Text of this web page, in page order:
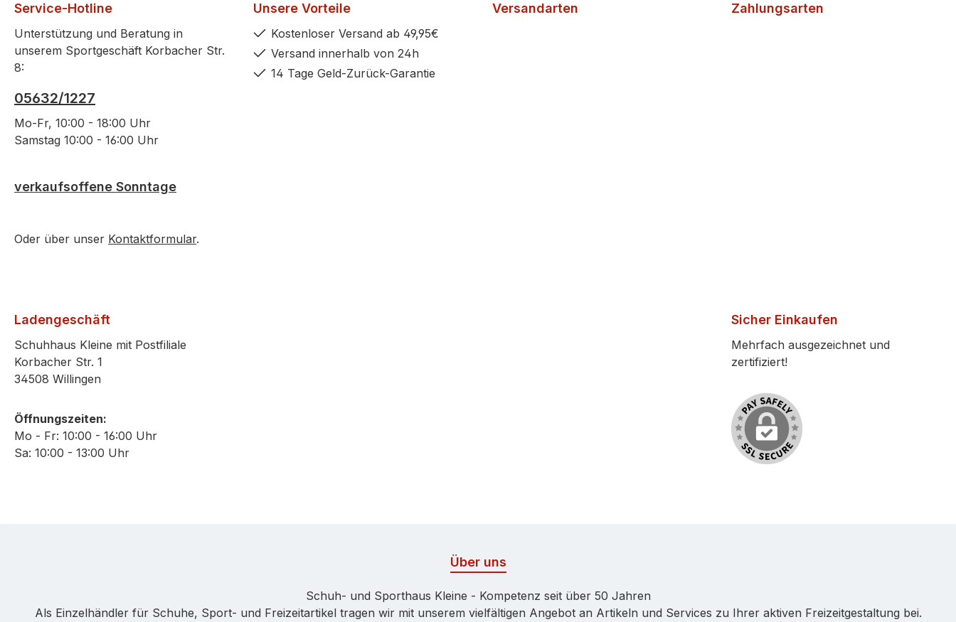
Service-Hotline
Unterstützung und Beratung in
unserem Sportgeschäft Korbacher Str.
8:
05632/1227
Mo-Fr, 10:00 - 18:00 Uhr
Samstag 10:00 - 16:00 Uhr
verkaufsoffene Sonntage
Oder über unser Kontaktformular.
Unsere Vorteile
Kostenloser Versand ab 49,95€
Versand innerhalb von 24h
14 Tage Geld-Zurück-Garantie
Versandarten Zahlungsarten
Ladengeschäft
Schuhhaus Kleine mit Postfiliale
Korbacher Str. 1
34508 Willingen
Öffnungszeiten:
Mo - Fr: 10:00 - 16:00 Uhr
Sa: 10:00 - 13:00 Uhr
Sicher Einkaufen
Mehrfach ausgezeichnet und
zertifiziert!
Über uns
Schuh- und Sporthaus Kleine - Kompetenz seit über 50 Jahren
Als Einzelhändler für Schuhe, Sport- und Freizeitartikel tragen wir mit unserem vielfältigen Angebot an Artikeln und Services zu Ihrer aktiven Freizeitgestaltung bei.